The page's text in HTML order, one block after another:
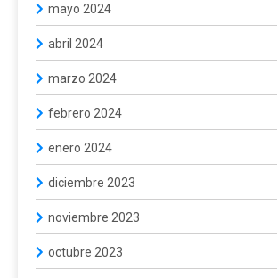
mayo 2024
abril 2024
marzo 2024
febrero 2024
enero 2024
diciembre 2023
noviembre 2023
octubre 2023